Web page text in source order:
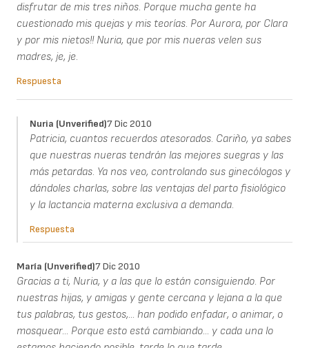
disfrutar de mis tres niños. Porque mucha gente ha
cuestionado mis quejas y mis teorías. Por Aurora, por Clara
y por mis nietos!! Nuria, que por mis nueras velen sus
madres, je, je.
Respuesta
Nuria (unverified)7 Dic 2010
Patricia, cuantos recuerdos atesorados. Cariño, ya sabes
que nuestras nueras tendrán las mejores suegras y las
más petardas. Ya nos veo, controlando sus ginecólogos y
dándoles charlas, sobre las ventajas del parto fisiológico
y la lactancia materna exclusiva a demanda.
Respuesta
María (unverified)7 Dic 2010
Gracias a ti, Nuria, y a las que lo están consiguiendo. Por
nuestras hijas, y amigas y gente cercana y lejana a la que
tus palabras, tus gestos,... han podido enfadar, o animar, o
mosquear... Porque esto está cambiando... y cada una lo